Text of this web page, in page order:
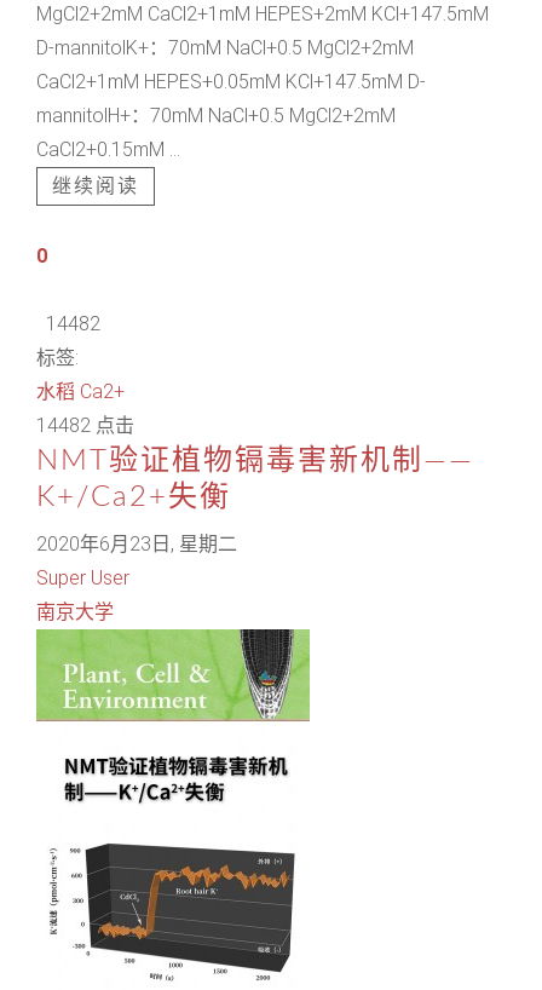
MgCl2+2mM CaCl2+1mM HEPES+2mM KCl+147.5mM
D-mannitolK+：70mM NaCl+0.5 MgCl2+2mM
CaCl2+1mM HEPES+0.05mM KCl+147.5mM D-
mannitolH+：70mM NaCl+0.5 MgCl2+2mM
CaCl2+0.15mM ...
继续阅读
0
14482
标签:
水稻 Ca2+
14482 点击
NMT验证植物镉毒害新机制——
K+/Ca2+失衡
2020年6月23日, 星期二
Super User
南京大学